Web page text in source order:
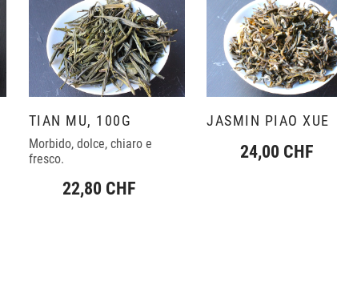
TIAN MU, 100G
Morbido, dolce, chiaro e
fresco.
22,80 CHF
JASMIN PIAO XUE
24,00 CHF